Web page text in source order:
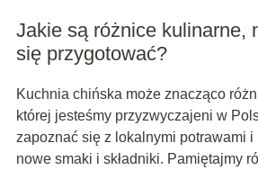
Jakie są różnice kulinarne,
się przygotować?
Kuchnia chińska może znacząco
której jesteśmy przyzwyczajeni w
zapoznać się z lokalnymi potrawami
nowe smaki i składniki. Pamiętajmy